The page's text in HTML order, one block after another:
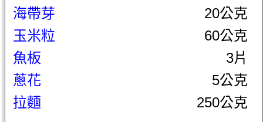
海帶芽
20公克
玉米粒
60公克
魚板
3片
蔥花
5公克
拉麵
250公克